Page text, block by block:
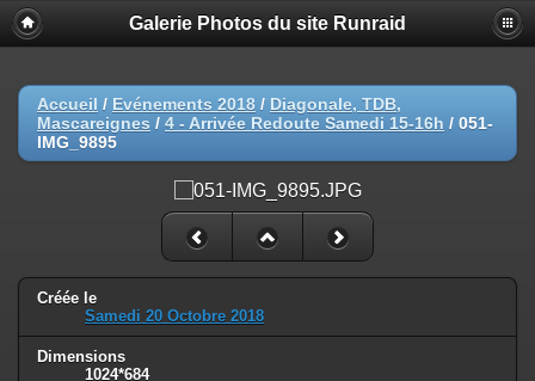
Galerie Photos du site Runraid
Accueil / Evénements 2018 / Diagonale, TDB,
Mascareignes / 4 - Arrivée Redoute Samedi 15-16h / 051-
IMG_9895
Créée le
Samedi 20 Octobre 2018
Dimensions
1024*684